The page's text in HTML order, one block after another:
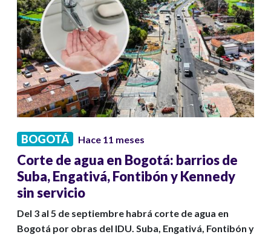
BOGOTÁ Hace 11 meses
Corte de agua en Bogotá: barrios de
Suba, Engativá, Fontibón y Kennedy
sin servicio
Del 3 al 5 de septiembre habrá corte de agua en
Bogotá por obras del IDU. Suba, Engativá, Fontibón y